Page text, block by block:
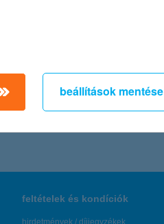
Első Előző Következő
feltételek és kondíciók
hirdetmények / díjjegyzékek
beállítások mentése